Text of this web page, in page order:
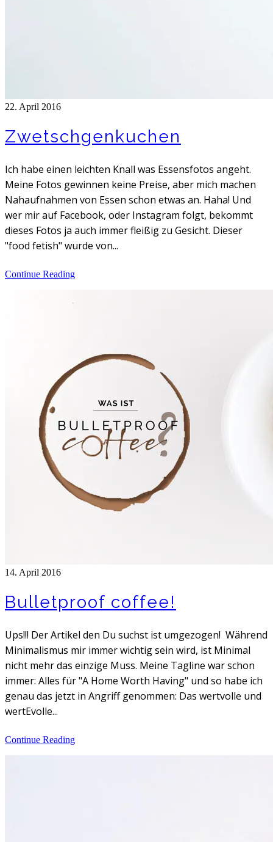
22. April 2016
Zwetschgenkuchen
Ich habe einen leichten Knall was Essensfotos angeht.
Meine Fotos gewinnen keine Preise, aber mich machen
Nahaufnahmen von Essen schon etwas an. Haha! Und
wer mir auf Facebook, oder Instagram folgt, bekommt
dieses Fotos ja auch immer fleißig zu Gesicht. Dieser
"food fetish" wurde von...
Continue Reading
14. April 2016
Bulletproof coffee!
Ups!!! Der Artikel den Du suchst ist umgezogen! Während
Minimalismus mir immer wichtig sein wird, ist Minimal
nicht mehr das einzige Muss. Meine Tagline war schon
immer: Alles für "A Home Worth Having" und so habe ich
genau das jetzt in Angriff genommen: Das wertvolle und
wertEvolle...
Continue Reading